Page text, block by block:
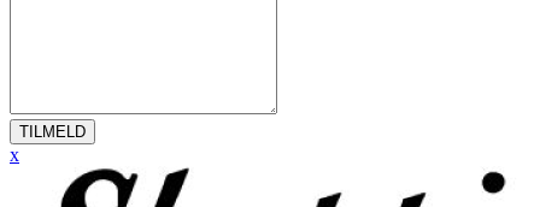
TILMELD
x